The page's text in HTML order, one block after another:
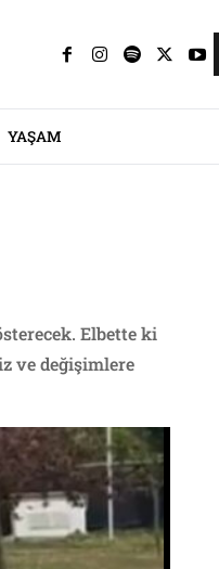
YAŞAM
Elbette ki
ve değişimlere